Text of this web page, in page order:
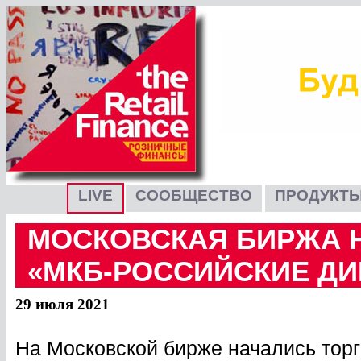
LIVE СООБЩЕСТВО
МОСКОВСКАЯ БИРЖА
«МКБ-РОССИЙСКИЕ
29 июля 2021
На Московской бирже начались